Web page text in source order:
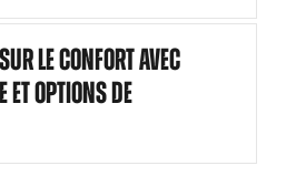
LE CONFORT AVEC
ET OPTIONS DE